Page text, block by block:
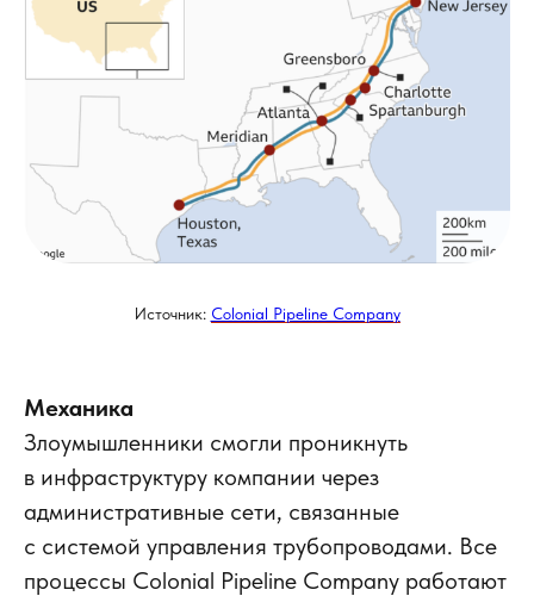
Источник: Colonial Pipeline Company
Механика
Злоумышленники смогли проникнуть
в инфраструктуру компании через
административные сети, связанные
с системой управления трубопроводами. Все
процессы Colonial Pipeline Company работают